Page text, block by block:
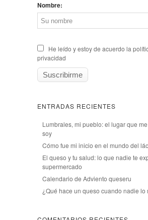
Nombre:
He leído y estoy de acuerdo la
privacidad
ENTRADAS RECIENTES
Lumbrales, mi pueblo: el lugar que
soy
Cómo fue mi inicio en el mundo del
El queso y tu salud: lo que nadie te
supermercado
Calendario de Adviento queseru
¿Qué hace un queso cuando nadie lo